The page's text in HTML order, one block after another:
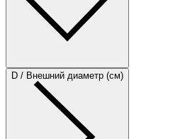
D / Внешний диаметр (см)